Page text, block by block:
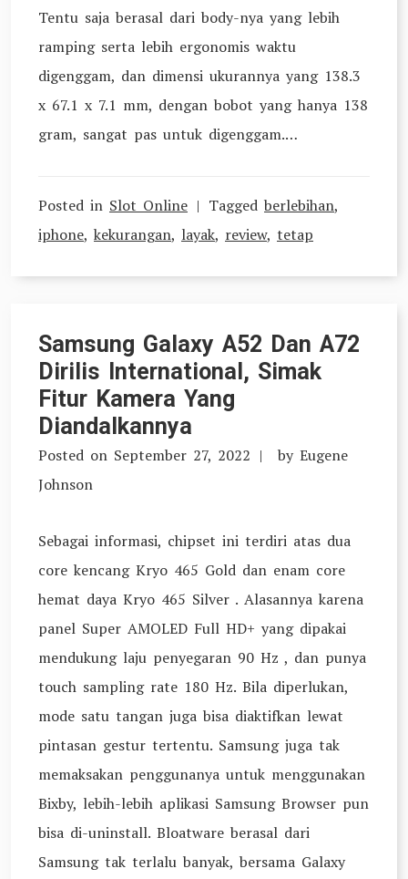
Tentu saja berasal dari body-nya yang lebih
ramping serta lebih ergonomis waktu
digenggam, dan dimensi ukurannya yang 138.3
x 67.1 x 7.1 mm, dengan bobot yang hanya 138
gram, sangat pas untuk digenggam.…
Posted in Slot Online Tagged berlebihan,
iphone, kekurangan, layak, review, tetap
Samsung Galaxy A52 Dan A72
Dirilis International, Simak
Fitur Kamera Yang
Diandalkannya
Posted on September 27, 2022 by Eugene
Johnson
Sebagai informasi, chipset ini terdiri atas dua
core kencang Kryo 465 Gold dan enam core
hemat daya Kryo 465 Silver . Alasannya karena
panel Super AMOLED Full HD+ yang dipakai
mendukung laju penyegaran 90 Hz , dan punya
touch sampling rate 180 Hz. Bila diperlukan,
mode satu tangan juga bisa diaktifkan lewat
pintasan gestur tertentu. Samsung juga tak
memaksakan penggunanya untuk menggunakan
Bixby, lebih-lebih aplikasi Samsung Browser pun
bisa di-uninstall. Bloatware berasal dari
Samsung tak terlalu banyak, bersama Galaxy